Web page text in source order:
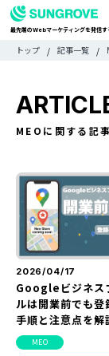
最先端のWebマーケティングを発信す
ュ
ー
カテゴリで探す
TAG
ライターで探す
FEATURE
特集
MOVIE
動画
お役立ち資料
お問い合わせ
広告掲載に関す
検
検
トップ 記事一覧
MEOに関する記事
2026/04/17
Googleビジネス
ルは開業前でも登
手順と注意点を解
MEO